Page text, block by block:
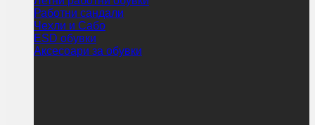
Работни сандали
Чехли и Сабо
ESD обувки
Аксесоари за обувки